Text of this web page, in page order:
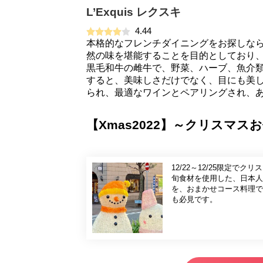
L’Exquis レクスキ
4.44
本格的なフレンチダイニングをお探しな
然の味を堪能することを目的としており
黒毛和牛の雌牛で、野菜、ハーブ、魚介
すると、美味しさだけでなく、目にも美
られ、最適なワインとペアリングされ、
【Xmas2022】～クリスマス
12/22～12/25限定でクリスマスお任せラン
旬食材を使用した、日本
を、おまかせコース料理
も必見です。